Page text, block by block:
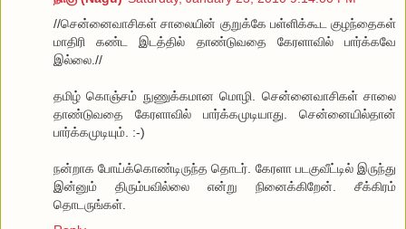
//சென்னைவாசிகள் சாலையின் குறுக்கே பள்ளிக்கூட குழந்தைகள்
மாதிரி கண்ட இடத்தில் தாண்டுவதை கேரளாவில் பார்க்கவே
இல்லை.//
தமிழ் கொஞ்சம் நுணுக்கமான மொழி. சென்னைவாசிகள் சாலை
தாண்டுவதை கேரளாவில் பார்க்கமுடியாது. சென்னையில்தான்
பார்க்கமுடியும். :-)
நன்றாக போய்க்கொண்டிருந்த தொடர். கேரளா படகுவீட்டில் இருந்து
இன்னும் திரும்பவில்லை என்று நினைக்கிறேன். சீக்கிரம்
தொடருங்கள்.